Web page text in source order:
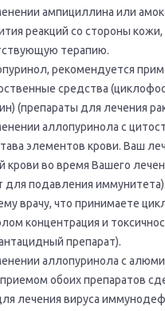
ампициллина или
реакций со стороны
терапию.
рекомендуется
средства
(препараты для лечения
аллопуринола с
элементов крови. Ваш
крови во время Вашего
для подавления иммунитета).
врачу, что принимаете
концентрация и
препарат).
аллопуринола с
обоих препаратов
лечения вируса